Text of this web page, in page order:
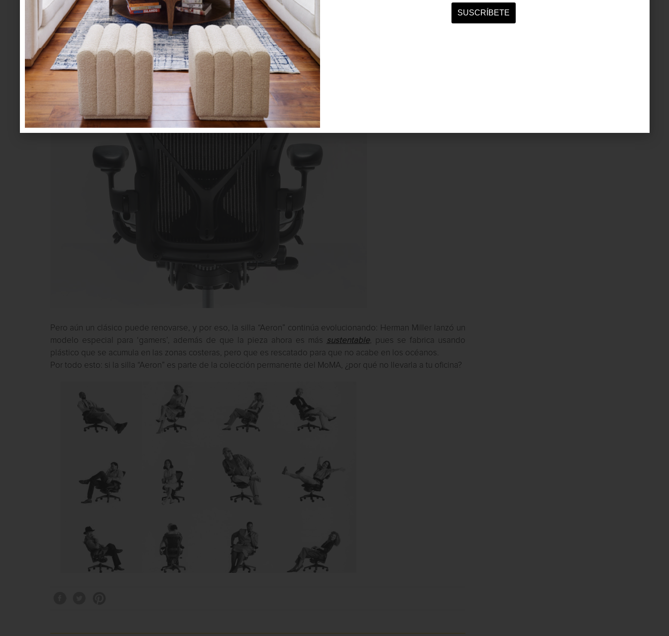
Desde luego, un diseño como la silla “Aeron”, no podía pasar desapercibido por la crítica. Así, ha sido
merecedora de premios como “Good Design” enJapón , “Diseño de la década” en China o “Lo mejor de la
década” por la Sociedad de Diseño Industrial de EEUU, entre otros; todo esto sin olvidar que incluso, apareció
en el episodio de Los Simpson, “El día del juicio”, en el que Dios aparece sentado en un trono ergonómico.
Pero aún un clásico puede renovarse, y por eso, la silla “Aeron” continúa evolucionando: Herman Miller lanzó un
modelo especial para ‘gamers’, además de que la pieza ahora es más sustentable, pues se fabrica usando
plástico que se acumula en las zonas costeras, pero que es rescatado para que no acabe en los océanos.
Por todo esto: si la silla “Aeron” es parte de la colección permanente del MoMA, ¿por qué no llevarla a tu oficina?